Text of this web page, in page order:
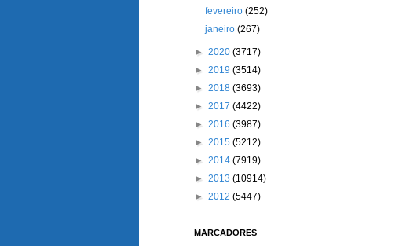
fevereiro(252)
janeiro(267)
► 2020 (3717)
► 2019 (3514)
► 2018 (3693)
► 2017 (4422)
► 2016 (3987)
► 2015 (5212)
► 2014 (7919)
► 2013 (10914)
► 2012 (5447)
MARCADORES